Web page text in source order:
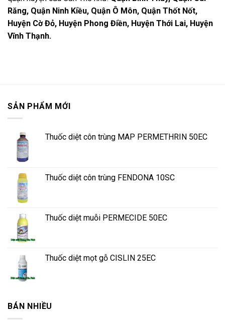
Răng, Quận Ninh Kiều, Quận Ô Môn, Quận Thốt Nốt,
Huyện Cờ Đỏ, Huyện Phong Điền, Huyện Thới Lai, Huyện
Vĩnh Thạnh.
SẢN PHẨM MỚI
Thuốc diệt côn trùng MAP PERMETHRIN 50EC
Thuốc diệt côn trùng FENDONA 10SC
Thuốc diệt muỗi PERMECIDE 50EC
Thuốc diệt mọt gỗ CISLIN 25EC
BÁN NHIỀU